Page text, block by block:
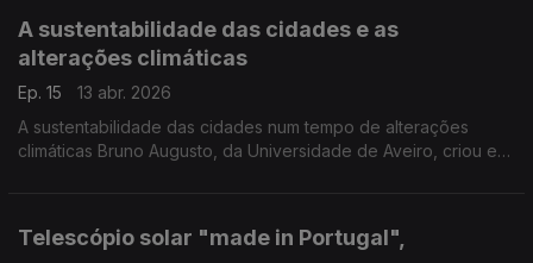
A sustentabilidade das cidades e as
alterações climáticas
Ep. 15
13 abr. 2026
A sustentabilidade das cidades num tempo de alterações
climáticas Bruno Augusto, da Universidade de Aveiro, criou e
Telescópio solar "made in Portugal",